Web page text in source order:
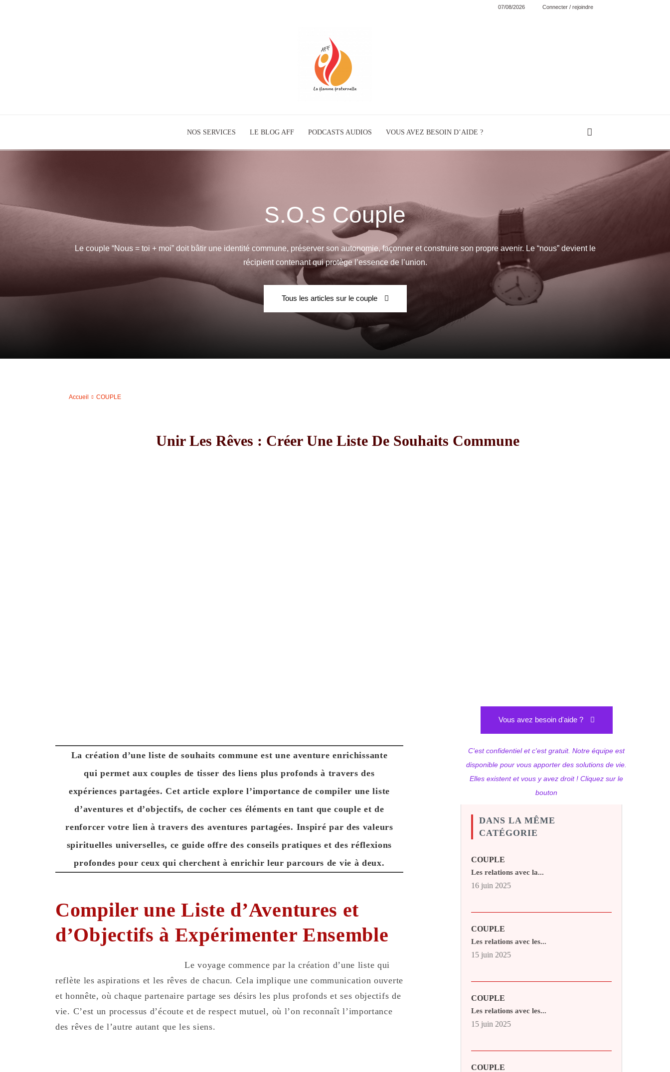
07/08/2026 Connecter / rejoindre
La
Fraternelle
–
NOS SERVICES LE BLOG AFF PODCASTS AUDIOS VOUS AVEZ BESOIN D’AIDE ?
S.O.S Couple
Le couple “Nous = toi + moi” doit bâtir une identité commune, préserver son autonomie, façonner et construire son propre avenir. Le “nous” devient le
récipient contenant qui protège l’essence de l’union.
Tous les articles sur le couple
Accueil COUPLE
Unir Les Rêves : Créer Une Liste De Souhaits Commune
La création d’une liste de souhaits commune est une aventure enrichissante
qui permet aux couples de tisser des liens plus profonds à travers des
expériences partagées. Cet article explore l’importance de compiler une liste
d’aventures et d’objectifs, de cocher ces éléments en tant que couple et de
renforcer votre lien à travers des aventures partagées. Inspiré par des valeurs
spirituelles universelles, ce guide offre des conseils pratiques et des réflexions
profondes pour ceux qui cherchent à enrichir leur parcours de vie à deux.
Compiler une Liste d’Aventures et
d’Objectifs à Expérimenter Ensemble
Le voyage commence par la création d’une liste qui
reflète les aspirations et les rêves de chacun. Cela implique une communication ouverte
et honnête, où chaque partenaire partage ses désirs les plus profonds et ses objectifs de
vie. C’est un processus d’écoute et de respect mutuel, où l’on reconnaît l’importance
des rêves de l’autre autant que les siens.
Vous avez besoin d'aide ?
C'est confidentiel et c'est gratuit. Notre équipe est
disponible pour vous apporter des solutions de vie.
Elles existent et vous y avez droit ! Cliquez sur le
bouton
DANS LA MÊME
CATÉGORIE
COUPLE
Les relations avec la...
16 juin 2025
COUPLE
Les relations avec les...
15 juin 2025
COUPLE
Les relations avec les...
15 juin 2025
COUPLE